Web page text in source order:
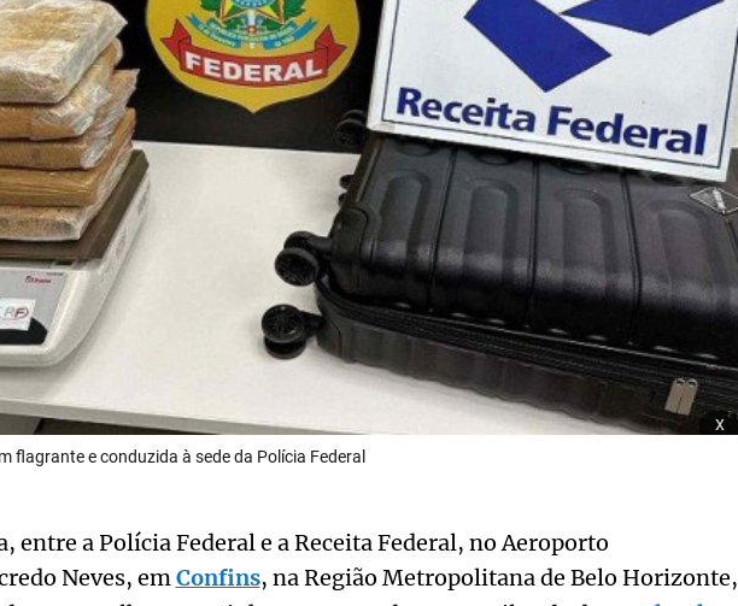
x
flagrante e conduzida à sede da Polícia Federal
entre a Polícia Federal e a Receita Federal, no Aeroporto
Neves, emConfins, na Região Metropolitana de Belo Horizonte,